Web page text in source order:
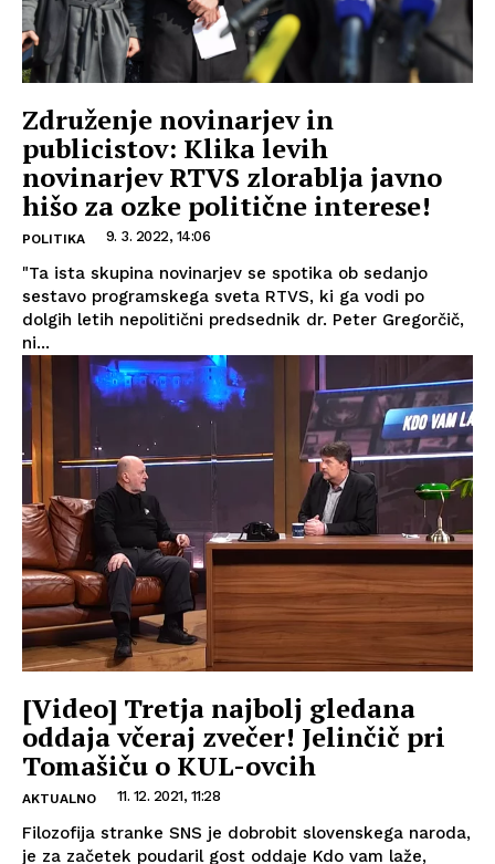
Združenje novinarjev in
publicistov: Klika levih
novinarjev RTVS zlorablja javno
hišo za ozke politične interese!
POLITIKA 9. 3. 2022, 14:06
"Ta ista skupina novinarjev se spotika ob sedanjo
sestavo programskega sveta RTVS, ki ga vodi po
dolgih letih nepolitični predsednik dr. Peter Gregorčič,
ni...
[Video] Tretja najbolj gledana
oddaja včeraj zvečer! Jelinčič pri
Tomašiču o KUL-ovcih
AKTUALNO 11. 12. 2021, 11:28
Filozofija stranke SNS je dobrobit slovenskega naroda,
je za začetek poudaril gost oddaje Kdo vam laže,